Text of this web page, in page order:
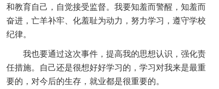
和教育自己，自觉接受监督。我要知羞而警醒，知羞而
奋进，亡羊补牢、化羞耻为动力，努力学习，遵守学校
纪律。
我也要通过这次事件，提高我的思想认识，强化责
任措施。自己还是很想好好学习的，学习对我来是最重
要的，对今后的生存，就业都是很重要的。